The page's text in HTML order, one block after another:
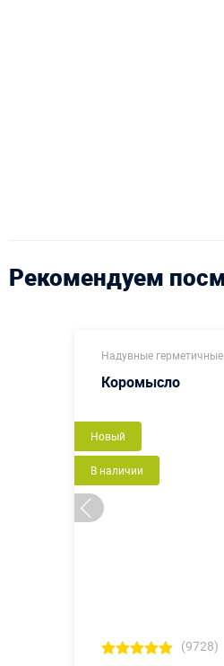
Рекомендуем
Надувные герметичные
Коромысло
Новый
В наличии
(9728)